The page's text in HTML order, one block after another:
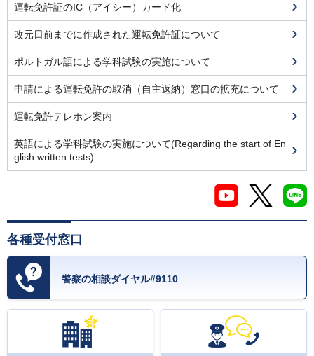
運転免許証のIC（アイシー）カード化
改元日前までに作成された運転免許証について
ポルトガル語による学科試験の実施について
申請による運転免許の取消（自主返納）窓口の拡充について
運転免許テレホン案内
英語による学科試験の実施について(Regarding the start of En
glish written tests)
各種受付窓口
警察の相談ダイヤル#9110